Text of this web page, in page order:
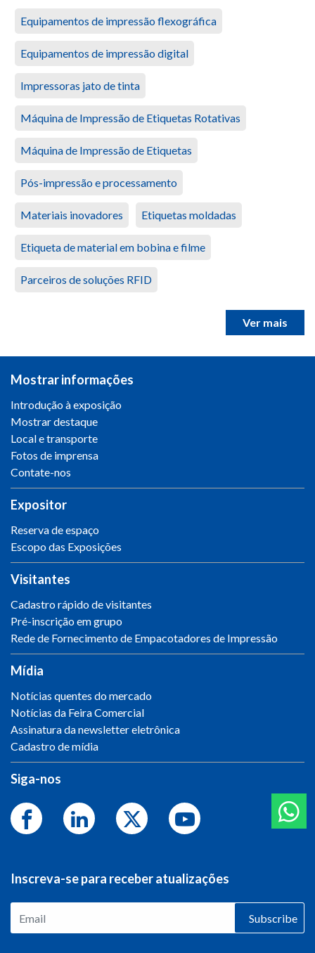
Equipamentos de impressão flexográfica
Equipamentos de impressão digital
Impressoras jato de tinta
Máquina de Impressão de Etiquetas Rotativas
Máquina de Impressão de Etiquetas
Pós-impressão e processamento
Materiais inovadores Etiquetas moldadas
Etiqueta de material em bobina e filme
Parceiros de soluções RFID
Ver mais
Mostrar informações
Introdução à exposição
Mostrar destaque
Local e transporte
Fotos de imprensa
Contate-nos
Expositor
Reserva de espaço
Escopo das Exposições
Visitantes
Cadastro rápido de visitantes
Pré-inscrição em grupo
Rede de Fornecimento de Empacotadores de Impressão
Mídia
Notícias quentes do mercado
Notícias da Feira Comercial
Assinatura da newsletter eletrônica
Cadastro de mídia
Siga-nos
Inscreva-se para receber atualizações
Subscribe